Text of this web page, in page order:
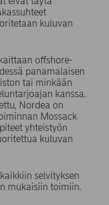
kuluvan
offshore-
panamalaisen
tai minkään
kanssa.
Nordea on
Mossack
yhteistyön
kuluvan
selvityksen
mukaisiin toimiin.